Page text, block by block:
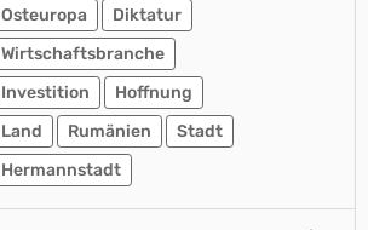
Osteuropa
Diktatur
Wirtschaftsbranche
Investition
Hoffnung
Land
Rumänien
Stadt
Hermannstadt